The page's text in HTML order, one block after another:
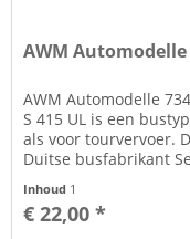
AWM Automodelle
AWM Automodelle
S 415 UL is een
als voor tourvervoer.
Duitse busfabrikant
Inhoud 1
€ 22,00 *